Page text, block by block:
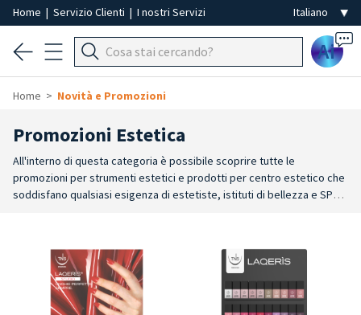
Home | Servizio Clienti | I nostri Servizi
Ai
Home Novità e Promozioni
Promozioni Estetica
All'interno di questa categoria è possibile scoprire tutte le
promozioni per strumenti estetici e prodotti per centro estetico che
soddisfano qualsiasi esigenza di estetiste, istituti di bellezza e SPA.
delle nostre offerte e scopri i migliori prodotti cosmetici per il centro
estetico. Tante offerte e promozioni con il meglio dei prodotti
cosmetici professionali per estetiste e centri estetici in vendita on